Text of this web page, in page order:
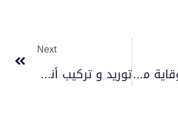
معدات الوقاية من الحريق 2022
Next
توريد و تركيب أنظمة الإنذار والإطفاء 2023